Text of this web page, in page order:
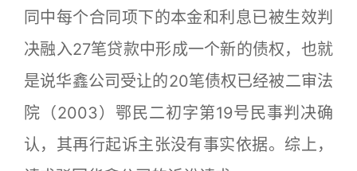
同中每个合同项下的本金和利息已被生效判
决融入27笔贷款中形成一个新的债权，也就
是说华鑫公司受让的20笔债权已经被二审法
院（2003）鄂民二初字第19号民事判决确
认，其再行起诉主张没有事实依据。综上，